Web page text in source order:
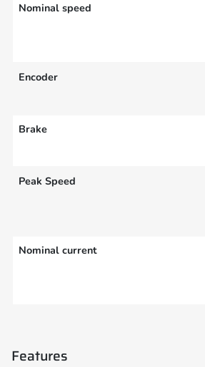
Nominal speed
Encoder
Brake
Peak Speed
Nominal current
Features